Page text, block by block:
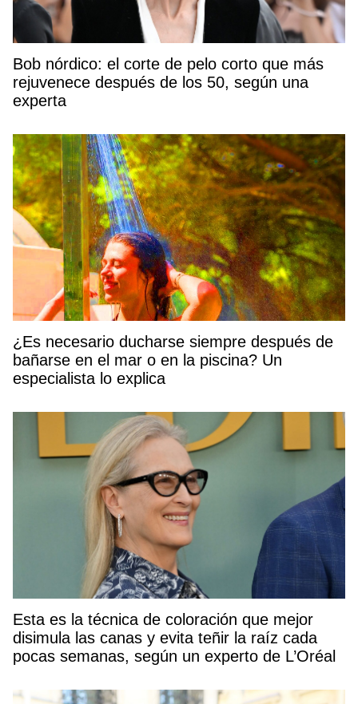
Bob nórdico: el corte de pelo corto que más
rejuvenece después de los 50, según una
experta
¿Es necesario ducharse siempre después de
bañarse en el mar o en la piscina? Un
especialista lo explica
Esta es la técnica de coloración que mejor
disimula las canas y evita teñir la raíz cada
pocas semanas, según un experto de L’Oréal